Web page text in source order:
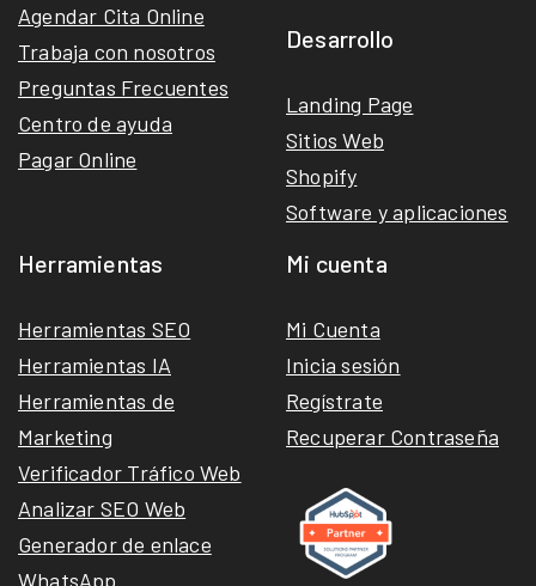
Agendar Cita Online
Trabaja con nosotros
Preguntas Frecuentes
Centro de ayuda
Pagar Online
Desarrollo
Landing Page
Sitios Web
Shopify
Software y aplicaciones
Herramientas
Herramientas SEO
Herramientas IA
Herramientas de
Marketing
Verificador Tráfico Web
Analizar SEO Web
Generador de enlace
WhatsApp
Mi cuenta
Mi Cuenta
Inicia sesión
Regístrate
Recuperar Contraseña